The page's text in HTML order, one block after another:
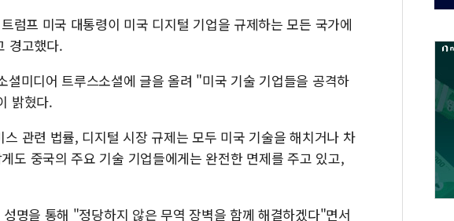
럼프 미국 대통령이 미국 디지털 기업을 규제하는 모든 국가에
경고했다.
셜미디어 트루스소셜에 글을 올려 "미국 기술 기업들을 공격하
밝혔다.
관련 법률, 디지털 시장 규제는 모두 미국 기술을 해치거나 차
도 중국의 주요 기술 기업들에게는 완전한 면제를 주고 있고,
명을 통해 "정당하지 않은 무역 장벽을 함께 해결하겠다"면서